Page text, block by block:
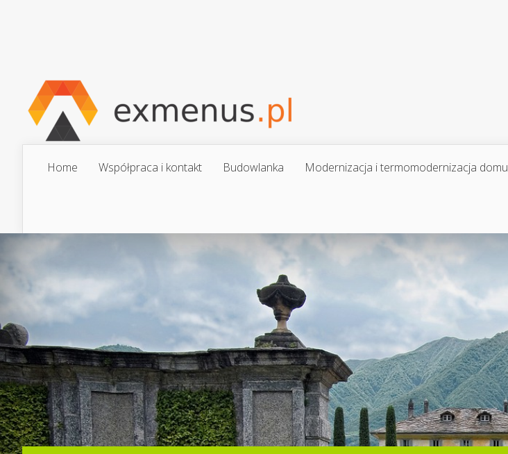
Home Współpraca i kontakt Budowlanka Modernizacja i termomodernizacja domu